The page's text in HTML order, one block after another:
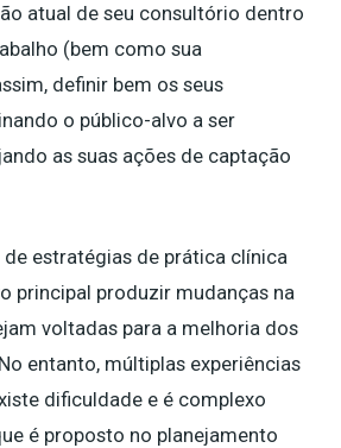
atual de seu consultório dentro
(bem como sua
definir bem os seus
o público-alvo a ser
as suas ações de captação
estratégias de prática clínica
principal produzir mudanças na
voltadas para a melhoria dos
entanto, múltiplas experiências
dificuldade e é complexo
é proposto no planejamento